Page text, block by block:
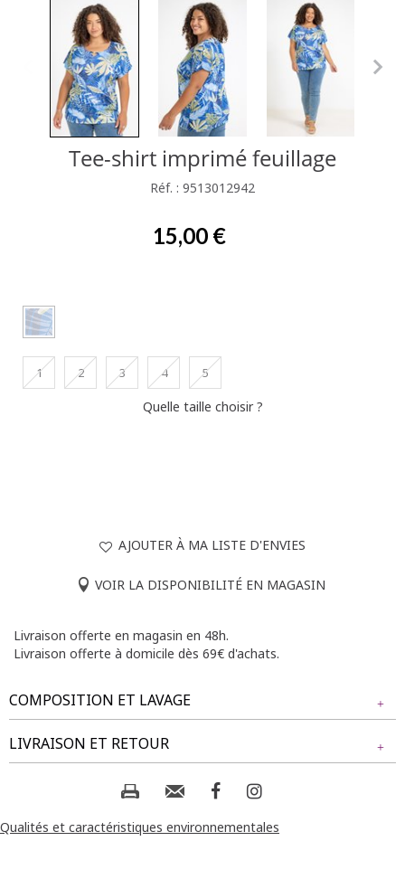
Tee-shirt imprimé feuillage
Réf. : 9513012942
15,00 €
1 2 3 4 5
Quelle taille choisir ?
AJOUTER À MA LISTE D'ENVIES
VOIR LA DISPONIBILITÉ EN MAGASIN
Livraison offerte en magasin en 48h.
Livraison offerte à domicile dès 69€ d'achats.
COMPOSITION ET LAVAGE
Tissu principal : 50% VISCOSE, 50% POLYESTER
Composition et lavage :
LIVRAISON ET RETOUR
NOS MODES DE LIVRAISON
Livraison Magasin :
Qualités et caractéristiques environnementales